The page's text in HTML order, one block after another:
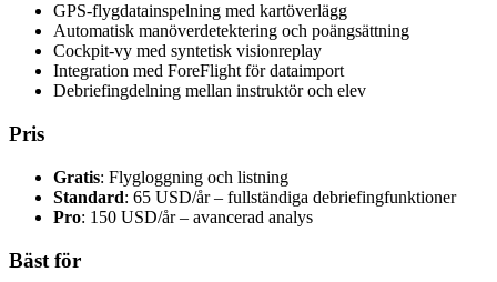
GPS-flygdatainspelning med kartöverlägg
Automatisk manöverdetektering och poängsättning
Cockpit-vy med syntetisk visionreplay
Integration med ForeFlight för dataimport
Debriefingdelning mellan instruktör och elev
Pris
Gratis: Flygloggning och listning
Standard: 65 USD/år – fullständiga debriefingfunktioner
Pro: 150 USD/år – avancerad analys
Bäst för